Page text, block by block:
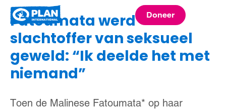
International
Doneer
Fatoumata werd
slachtoffer van seksueel
geweld: “Ik deelde het met
niemand”
Toen de Malinese Fatoumata* op haar